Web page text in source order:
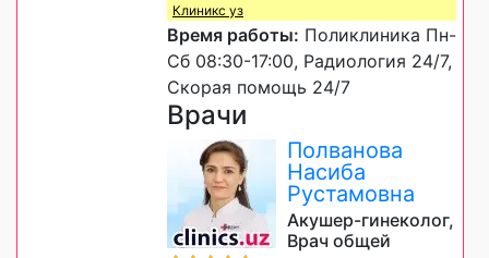
Клиникс уз
Время работы: Поликлиника Пн-
Сб 08:30-17:00, Радиология 24/7,
Скорая помощь 24/7
Врачи
Полванова
Насиба
Рустамовна
Акушер-гинеколог,
Врач общей